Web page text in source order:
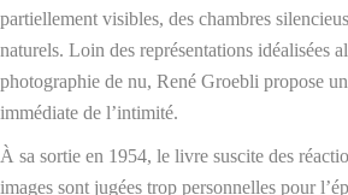
partiellement visibles, des chambres
naturels. Loin des représentations idéalisées
photographie de nu, René Groebli propose
immédiate de l’intimité.
À sa sortie en 1954, le livre suscite des
images sont jugées trop personnelles pour